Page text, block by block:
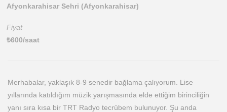
Afyonkarahisar Sehri (Afyonkarahisar)
Fiyat
₺600/saat
Merhabalar, yaklaşık 8-9 senedir bağlama çalıyorum. Lise
yıllarında katıldığım müzik yarışmasında elde ettiğim birinciliğin
yanı sıra kısa bir TRT Radyo tecrübem bulunuyor. Şu anda